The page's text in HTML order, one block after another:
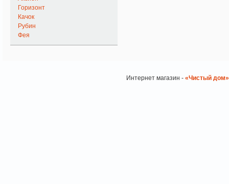
Горизонт
Качок
Рубин
Фея
Интернет магазин - «Чистый дом»